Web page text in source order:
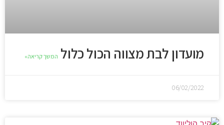
מועדון לבת מצווה הכול כלול המשך קריאה»
06/02/2022